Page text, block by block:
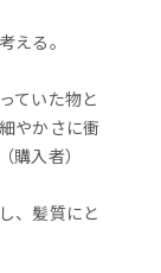
える。
ていた物と
やかさに衝
入者）
、髪質にと